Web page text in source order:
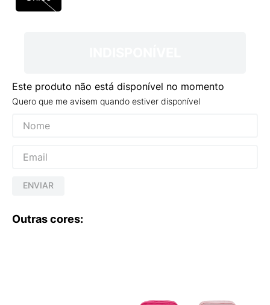
Este produto não está disponível no momento
Quero que me avisem quando estiver disponível
ENVIAR
Outras cores:
NEW 530